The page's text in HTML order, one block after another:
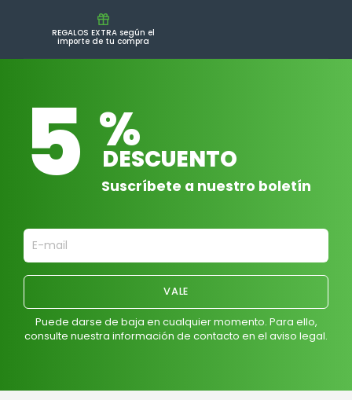
REGALOS EXTRA según el
importe de tu compra
5 %
DESCUENTO
Suscríbete a nuestro boletín
Puede darse de baja en cualquier momento. Para ello,
consulte nuestra información de contacto en el aviso legal.